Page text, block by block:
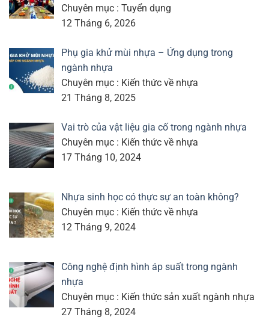
Chuyên mục : Tuyển dụng
12 Tháng 6, 2026
Phụ gia khử mùi nhựa – Ứng dụng trong
ngành nhựa
Chuyên mục : Kiến thức về nhựa
21 Tháng 8, 2025
Vai trò của vật liệu gia cố trong ngành nhựa
Chuyên mục : Kiến thức về nhựa
17 Tháng 10, 2024
Nhựa sinh học có thực sự an toàn không?
Chuyên mục : Kiến thức về nhựa
12 Tháng 9, 2024
Công nghệ định hình áp suất trong ngành
nhựa
Chuyên mục : Kiến thức sản xuất ngành nhựa
27 Tháng 8, 2024